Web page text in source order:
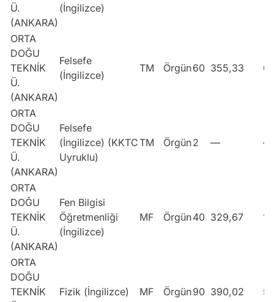
Ü.
(ANKARA)
(İngilizce)
ORTA
DOĞU
TEKNİK
Ü.
(ANKARA)
Felsefe
(İngilizce)
TM Örgün60 355,33
ORTA
DOĞU
TEKNİK
Ü.
(ANKARA)
Felsefe
(İngilizce) (KKTC
Uyruklu)
TM Örgün2 — —
ORTA
DOĞU
TEKNİK
Ü.
(ANKARA)
Fen Bilgisi
Öğretmenliği
(İngilizce)
MF Örgün40 329,67
ORTA
DOĞU
TEKNİK
Fizik (İngilizce) MF Örgün90 390,02